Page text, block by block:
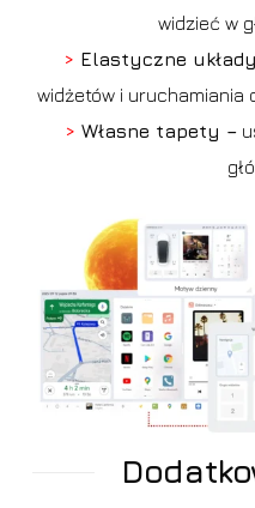
widzieć w
> Elastyczne
widżetów i uruchamiania
>Własne tapety –